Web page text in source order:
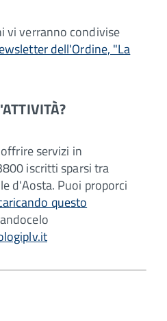
vi verranno condivise
dell'Ordine, "La
servizi in
iscritti sparsi tra
d'Aosta. Puoi proporci
questo